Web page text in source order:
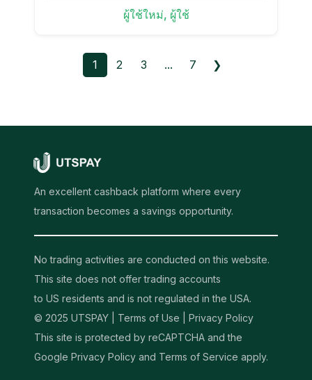
ผู้ใช้ใหม่, ผู้ใช้
1 2 3 ... 7 ❯
An excellent cashback platform where every
transaction becomes a savings opportunity.
No trading activities are conducted on this website.
This site does not offer trading accounts
to US residents and is not regulated in the USA.
© 2025 UTSPAY | Terms of Use
Privacy Policy
This site is protected by reCAPTCHA and the
Google Privacy Policy and Terms of Service apply.